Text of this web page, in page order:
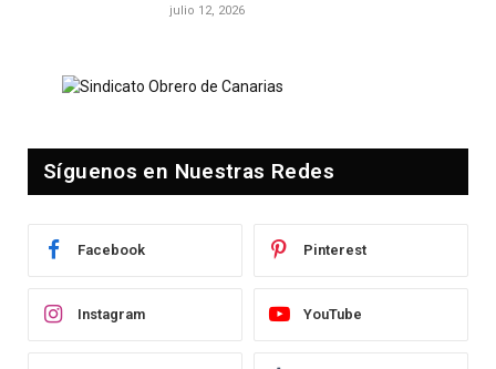
julio 12, 2026
Síguenos en Nuestras Redes
Facebook Pinterest
Instagram YouTube